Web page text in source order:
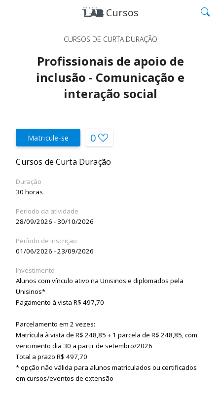
Cursos
CURSOS DE CURTA DURAÇÃO
Profissionais de apoio de
inclusão - Comunicação e
interação social
Matricule-se 0
Cursos de Curta Duração
Duração
30 horas
Período da atividade
28/09/2026 - 30/10/2026
Período de inscrição
01/06/2026 - 23/09/2026
Investimento
Alunos com vínculo ativo na Unisinos e diplomados pela
Unisinos*
Pagamento à vista R$ 497,70
Parcelamento em 2 vezes:
Matrícula à vista de R$ 248,85 + 1 parcela de R$ 248,85, com
vencimento dia 30 a partir de setembro/2026
Total a prazo R$ 497,70
* opção não válida para alunos matriculados ou certificados
em cursos/eventos de extensão